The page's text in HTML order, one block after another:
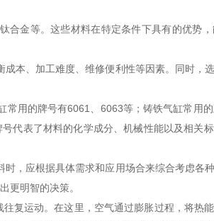
金等。这些材料在特定条件下具有的优势
本、加工难度、维修便利性等因素。同时，
用的牌号有6061、6063等；铸铁气缸常用
代表了材料的化学成分、机械性能以及相关
，应根据具体需求和应用场合来综合考虑各
更明智的决策。
复运动。在这里，空气通过膨胀过程，将热